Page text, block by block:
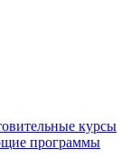
курсы
программы